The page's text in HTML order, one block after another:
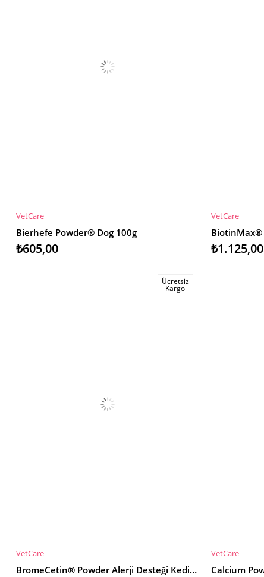
SEPETE EKLE
VetCare
Bierhefe Powder® Dog 100g
₺605,00
SEPETE EKLE
VetCare
₺1.125,00
SEPETE EKLE
Ücretsiz
Kargo
VetCare
BromeCetin® Powder Alerji Desteği Kedi & Köpek
SEPETE EKLE
VetCare